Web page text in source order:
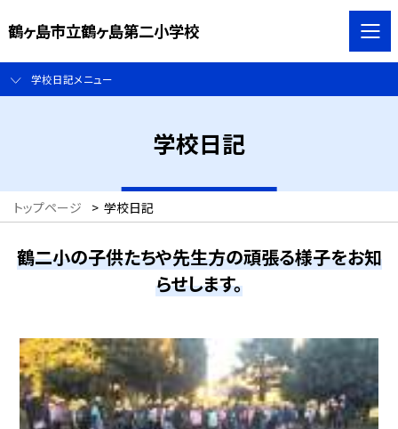
鶴ヶ島市立鶴ヶ島第二小学校
学校日記メニュー
学校日記
トップページ > 学校日記
鶴二小の子供たちや先生方の頑張る様子をお知
らせします。